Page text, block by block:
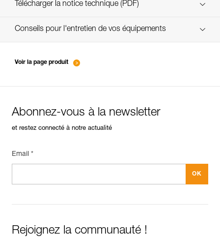
Télécharger la notice technique (PDF)
Technical Notice
Conseils pour l'entretien de vos équipements
Voir la page produit
Abonnez-vous à la newsletter
et restez connecté à notre actualité
Email *
Rejoignez la communauté !